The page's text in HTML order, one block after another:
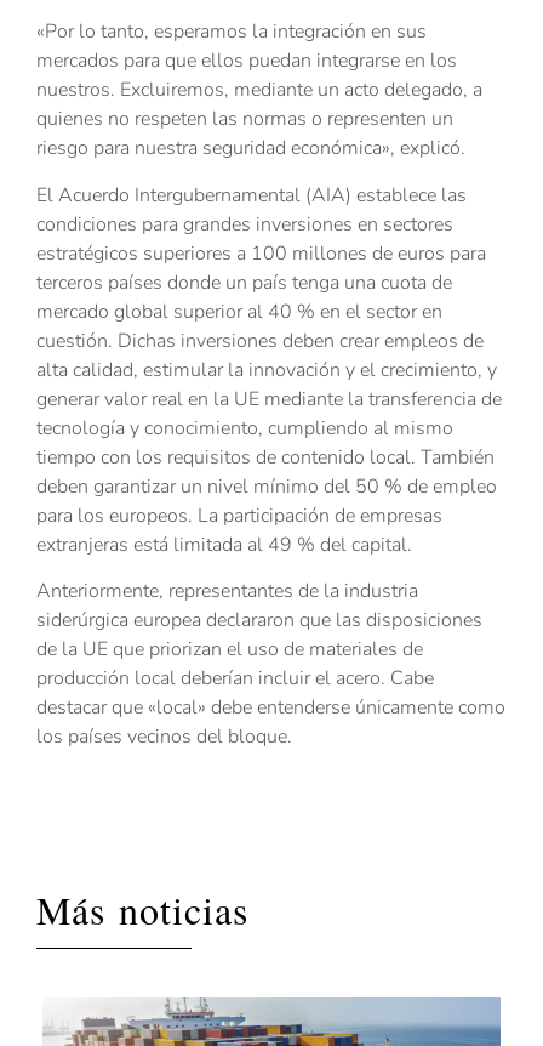
«Por lo tanto, esperamos la integración en sus
mercados para que ellos puedan integrarse en los
nuestros. Excluiremos, mediante un acto delegado, a
quienes no respeten las normas o representen un
riesgo para nuestra seguridad económica», explicó.
El Acuerdo Intergubernamental (AIA) establece las
condiciones para grandes inversiones en sectores
estratégicos superiores a 100 millones de euros para
terceros países donde un país tenga una cuota de
mercado global superior al 40 % en el sector en
cuestión. Dichas inversiones deben crear empleos de
alta calidad, estimular la innovación y el crecimiento, y
generar valor real en la UE mediante la transferencia de
tecnología y conocimiento, cumpliendo al mismo
tiempo con los requisitos de contenido local. También
deben garantizar un nivel mínimo del 50 % de empleo
para los europeos. La participación de empresas
extranjeras está limitada al 49 % del capital.
Anteriormente, representantes de la industria
siderúrgica europea declararon que las disposiciones
de la UE que priorizan el uso de materiales de
producción local deberían incluir el acero. Cabe
destacar que «local» debe entenderse únicamente como
los países vecinos del bloque.
Más noticias